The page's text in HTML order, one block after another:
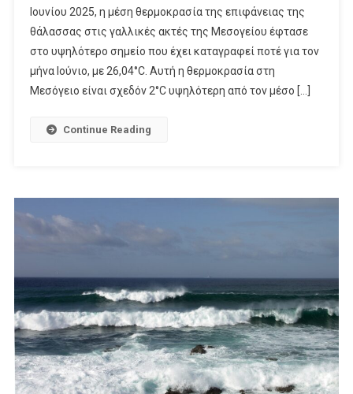
Ιουνίου 2025, η μέση θερμοκρασία της επιφάνειας της
θάλασσας στις γαλλικές ακτές της Μεσογείου έφτασε
στο υψηλότερο σημείο που έχει καταγραφεί ποτέ για τον
μήνα Ιούνιο, με 26,04°C. Αυτή η θερμοκρασία στη
Μεσόγειο είναι σχεδόν 2°C υψηλότερη από τον μέσο […]
Continue Reading